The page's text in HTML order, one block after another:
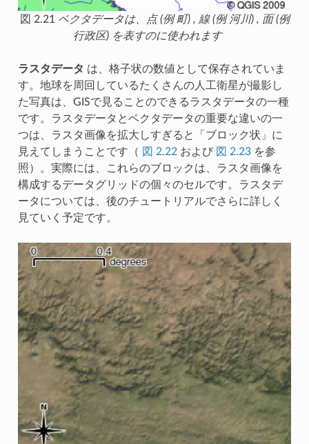
図 2.21 ベクタデータは、点 (例 町) , 線 (例 河川) , 面 (例
行政区) を表すのに使われます
ラスタデータ は、格子状の数値として保存されていま
す。地球を周回しているたくさんの人工衛星が撮影し
た写真は、GISで見ることのできるラスタデータの一種
です。ラスタデータとベクタデータの重要な違いの一
つは、ラスタ画像を拡大しすぎると「ブロック状」に
見えてしまうことです（ 図 2.22および 図 2.23を参
照）。実際には、これらのブロックは、ラスタ画像を
構成するデータグリッドの個々のセルです。ラスタデ
ータについては、後のチュートリアルでさらに詳しく
見ていく予定です。